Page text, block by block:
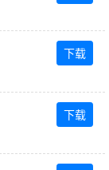
下载
下载